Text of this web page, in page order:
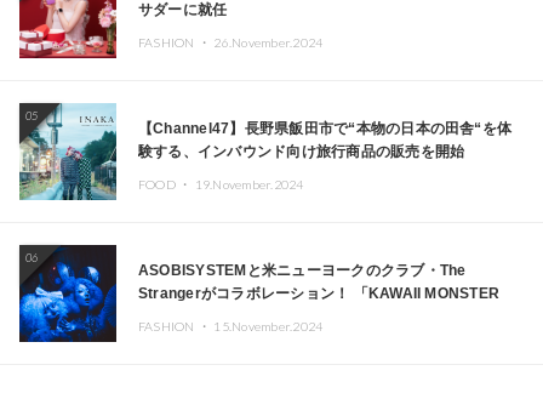
サダーに就任
FASHION ・ 26.November.2024
05
【Channel47】長野県飯田市で“本物の日本の田舎“を体
験する、インバウンド向け旅行商品の販売を開始
FOOD ・ 19.November.2024
06
ASOBISYSTEMと米ニューヨークのクラブ・The
Strangerがコラボレーション！ 「KAWAII MONSTER
FASHION ・ 15.November.2024